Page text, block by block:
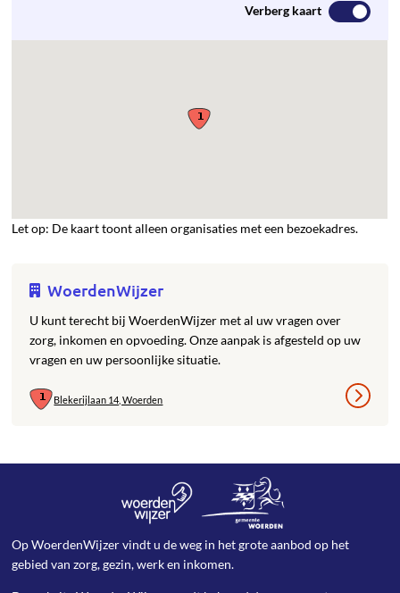
Verberg kaart
Let op: De kaart toont alleen organisaties met een bezoekadres.
WoerdenWijzer
U kunt terecht bij WoerdenWijzer met al uw vragen over
zorg, inkomen en opvoeding. Onze aanpak is afgesteld op uw
vragen en uw persoonlijke situatie.
Blekerijlaan 14, Woerden
Op WoerdenWijzer vindt u de weg in het grote aanbod op het
gebied van zorg, gezin, werk en inkomen.